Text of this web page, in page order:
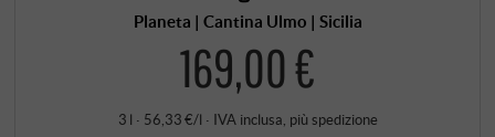
Planeta | Cantina Ulmo | Sicilia
169,00 €
3 l · 56,33 €/l · IVA inclusa, più spedizione